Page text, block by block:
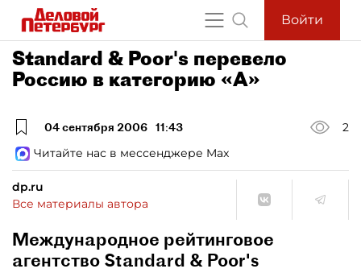
Войти
Standard & Poor's перевело
Россию в категорию «А»
04 сентября 2006 11:43
2
Читайте нас в мессенджере Max
dp.ru
Все материалы автора
Международное рейтинговое
агентство Standard & Poor's